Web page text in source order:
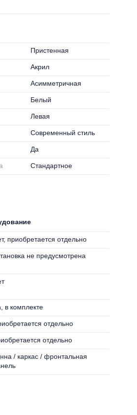
Пристенная
Акрил
Асимметричная
Белый
Левая
Современный стиль
Да
Стандартное
приобретается отдельно
не предусмотрена
в комплекте
отдельно
отдельно
/ каркас / фронтальная